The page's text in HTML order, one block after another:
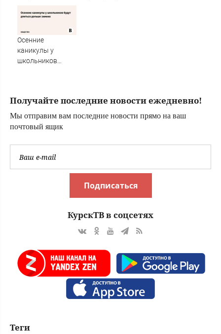
Осенние
каникулы у
школьников
Получайте последние новости ежедневно!
Мы отправим вам последние новости прямо на ваш
почтовый ящик
Подписаться
КурскТВ в соцсетях
Теги